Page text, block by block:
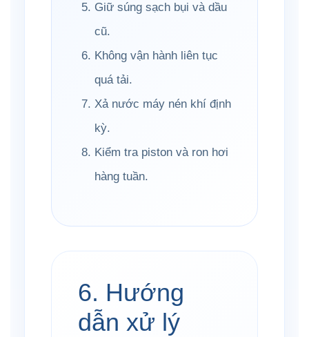
Giữ súng sạch bụi và dầu
cũ.
Không vận hành liên tục
quá tải.
Xả nước máy nén khí định
kỳ.
Kiểm tra piston và ron hơi
hàng tuần.
6. Hướng
dẫn xử lý